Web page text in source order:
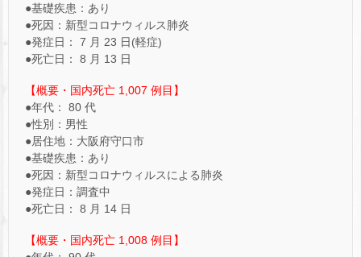
●基礎疾患：あり
●死因：新型コロナウィルス肺炎
●発症日： 7 月 23 日(軽症)
●死亡日： 8 月 13 日
【概要・国内死亡 1,007 例目】
●年代： 80 代
●性別：男性
●居住地：大阪府守口市
●基礎疾患：あり
●死因：新型コロナウィルスによる肺炎
●発症日：調査中
●死亡日： 8 月 14 日
【概要・国内死亡 1,008 例目】